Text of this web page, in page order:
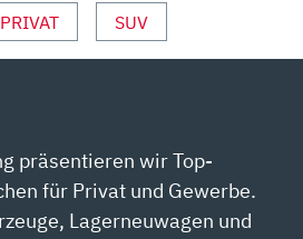
PRIVAT SUV
präsentieren wir Top-
für Privat und Gewerbe.
Lagerneuwagen und